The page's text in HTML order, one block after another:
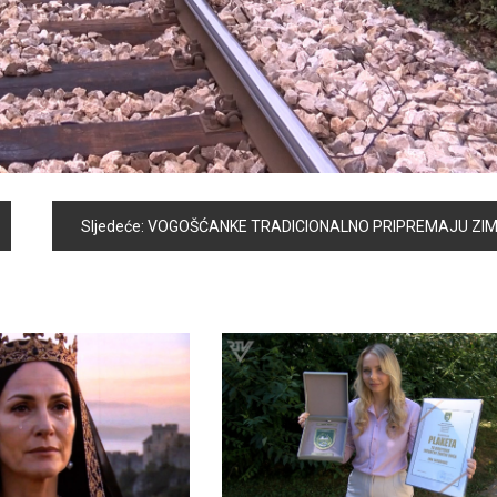
Sljedeće: VOGOŠĆANKE TRADICIONALNO PRIPREMAJU ZIMNICU